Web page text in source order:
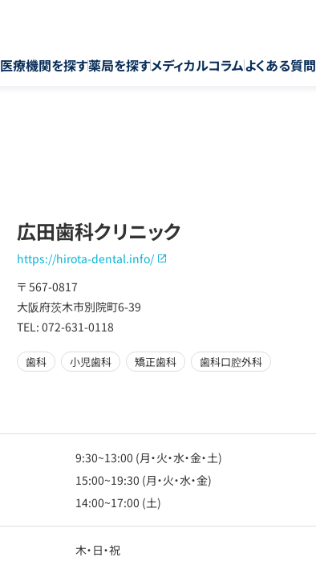
医療機関を探す薬局を探すメディカルコラムよくある質問
広田歯科クリニック
https://hirota-dental.info/
〒 567-0817
大阪府茨木市別院町6-39
TEL: 072-631-0118
歯科 小児歯科 矯正歯科 歯科口腔外科
9:30~13:00 (月・火・水・金・土)
15:00~19:30 (月・火・水・金)
14:00~17:00 (土)
木・日・祝